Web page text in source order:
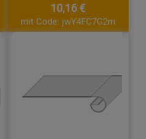
10,16 €
mit Code: jwY4FC7G2m